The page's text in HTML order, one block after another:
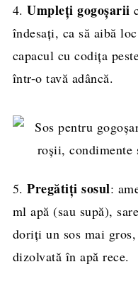
4.Umpleți gogoșarii
îndesați, ca să aibă
capacul cu codița
într-o tavă adâncă.
5.Pregătiți sosul:
ml apă (sau supă),
doriți un sos mai
dizolvată în apă rece.